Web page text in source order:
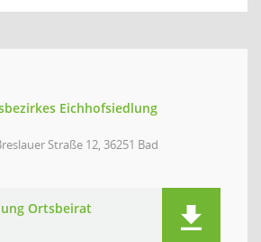
Eichhofsiedlung
Straße 12, 36251 Bad
Ortsbeirat